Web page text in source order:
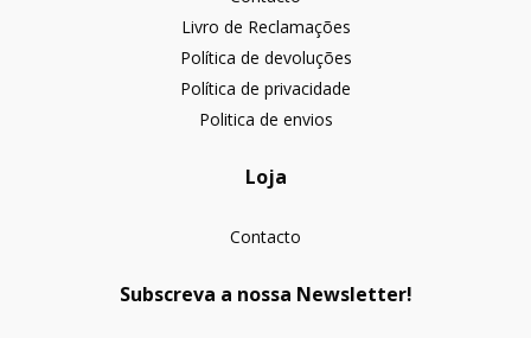
Livro de Reclamações
Política de devoluções
Política de privacidade
Politica de envios
Loja
Contacto
Subscreva a nossa Newsletter!